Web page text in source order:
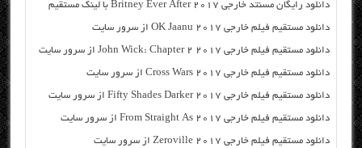
دانلود رایگان مسنتد خارجی Britney Ever After 2017 با لینک مستقیم
دانلود مستقیم فیلم خارجی OK Jaanu 2017 از سرور سایت
دانلود مستقیم فیلم خارجی John Wick: Chapter 2 2017 از سرور سایت
دانلود مستقیم فیلم خارجی Cross Wars 2017 از سرور سایت
دانلود مستقیم فیلم خارجی Fifty Shades Darker 2017 از سرور سایت
دانلود مستقیم فیلم خارجی From Straight As 2017 از سرور سایت
دانلود مستقیم فیلم خارجی Zeroville 2017 از سرور سایت